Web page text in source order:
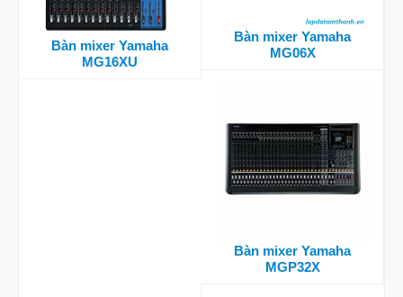
Bàn mixer Yamaha
MG16XU
Bàn mixer Yamaha
MG06X
Bàn mixer Yamaha
MGP32X